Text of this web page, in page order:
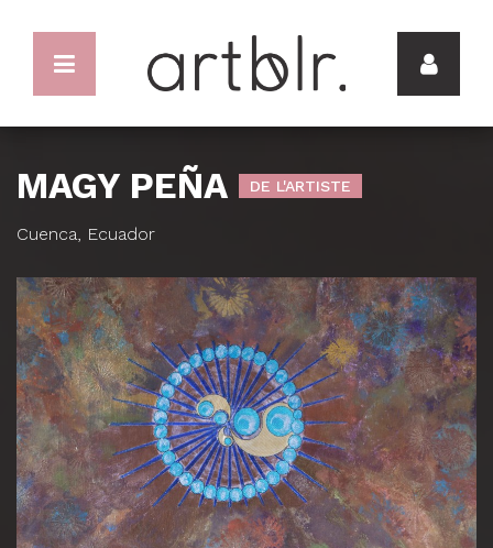
MAGY PEÑA DE L'ARTISTE
Cuenca, Ecuador